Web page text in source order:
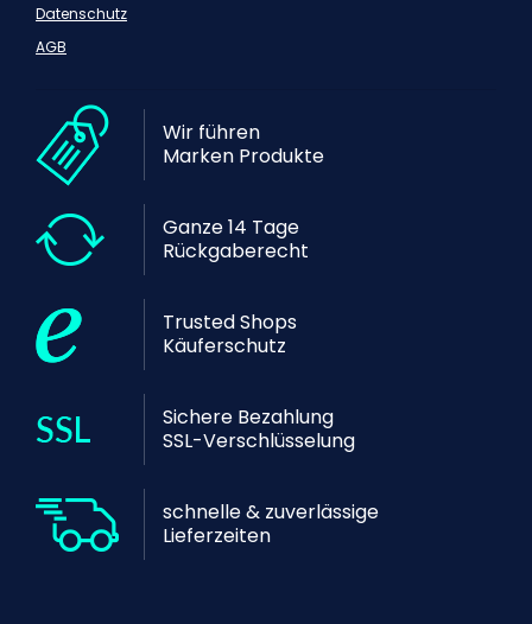
Datenschutz
AGB
Wir führen
Marken Produkte
Ganze 14 Tage
Rückgaberecht
Trusted Shops
Käuferschutz
Sichere Bezahlung
SSL-Verschlüsselung
schnelle & zuverlässige
Lieferzeiten